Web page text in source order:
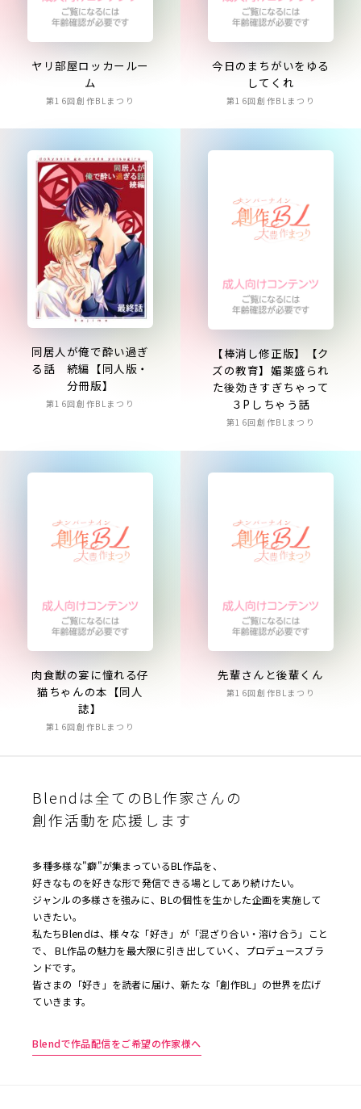
ヤリ部屋ロッカールー
ム
第16回創作BLまつり
今日のまちがいをゆる
してくれ
第16回創作BLまつり
同居人が俺で酔い過ぎ
る話 続編【同人版・
分冊版】
第16回創作BLまつり
【棒消し修正版】【ク
ズの教育】媚薬盛られ
た後効きすぎちゃって
３Pしちゃう話
第16回創作BLまつり
肉食獣の宴に憧れる仔
猫ちゃんの本【同人
誌】
第16回創作BLまつり
先輩さんと後輩くん
第16回創作BLまつり
Blendは全てのBL作家さんの
創作活動を応援します
多種多様な"癖"が集まっているBL作品を、
好きなものを好きな形で発信できる場としてあり続けたい。
ジャンルの多様さを強みに、BLの個性を生かした企画を実施して
いきたい。
私たちBlendは、様々な「好き」が「混ざり合い・溶け合う」こと
で、 BL作品の魅力を最大限に引き出していく、プロデュースブラ
ンドです。
皆さまの「好き」を読者に届け、新たな「創作BL」の世界を広げ
ていきます。
Blendで作品配信をご希望の作家様へ